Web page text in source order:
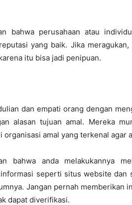
bahwa perusahaan atau
yang baik. Jika meragukan,
itu bisa jadi penipuan.
dan empati orang dengan
alasan tujuan amal. Mereka
amal yang terkenal agar
bahwa anda melakukannya
seperti situs website dan
Jangan pernah memberikan
dapat diverifikasi.